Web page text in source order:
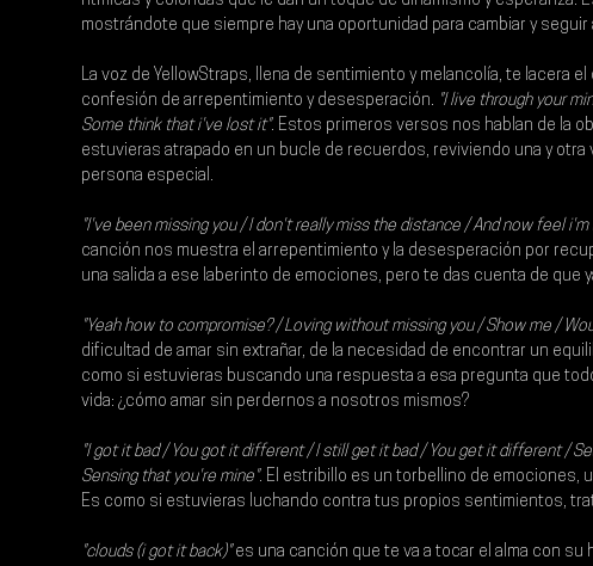
mostrándote que siempre hay una oportunidad para cambiar y seguir
La voz de YellowStraps, llena de sentimiento y melancolía, te lacera
confesión de arrepentimiento y desesperación. "I live through your
Some think that i've lost it". Estos primeros versos nos hablan de la
estuvieras atrapado en un bucle de recuerdos, reviviendo una y
persona especial.
"I've been missing you / I don't really miss the distance / And now feel
canción nos muestra el arrepentimiento y la desesperación por
una salida a ese laberinto de emociones, pero te das cuenta de que
"Yeah how to compromise? / Loving without missing you / Show me /
dificultad de amar sin extrañar, de la necesidad de encontrar un
como si estuvieras buscando una respuesta a esa pregunta que
vida: ¿cómo amar sin perdernos a nosotros mismos?
"I got it bad / You got it different / I still get it bad / You get it different /
Sensing that you're mine". El estribillo es un torbellino de emociones,
Es como si estuvieras luchando contra tus propios sentimientos,
"clouds (i got it back)" es una canción que te va a tocar el alma con su